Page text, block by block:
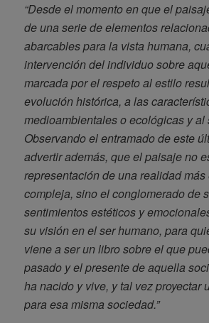
“Desde el momento en que el
de una serie de elementos
abarcables para la vista humana,
intervención del individuo sobre
marcada por el respeto al estilo
evolución histórica, a las
medioambientales o ecológicas y al
Observando el entramado de este
advertir además, que el paisaje no
representación de una realidad más
compleja, sino el conglomerado de
sentimientos estéticos y
su visión en el ser humano, para
viene a ser un libro sobre el que
pasado y el presente de aquella
ha nacido y vive, y tal vez proyectar
para esa misma sociedad.”